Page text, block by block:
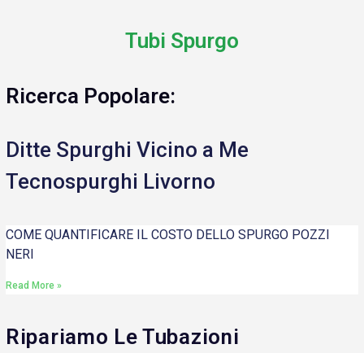
Tubi Spurgo
Ricerca Popolare:
Ditte Spurghi Vicino a Me
Tecnospurghi Livorno
COME QUANTIFICARE IL COSTO DELLO SPURGO POZZI
NERI
Read More »
Ripariamo Le Tubazioni